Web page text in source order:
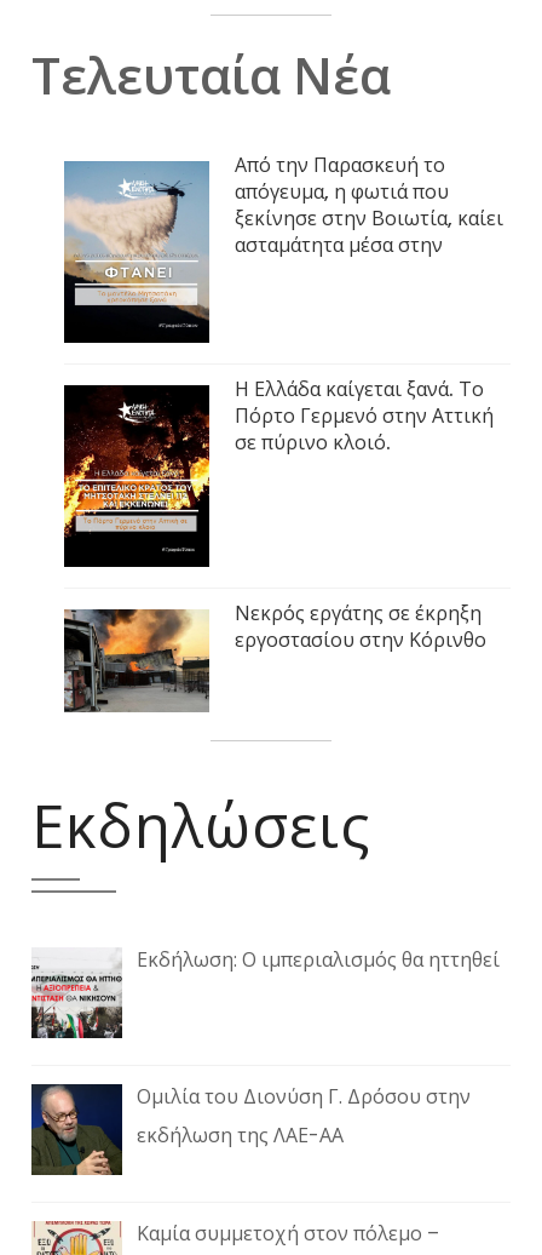
Τελευταία Νέα
Από την Παρασκευή το
απόγευμα, η φωτιά που
ξεκίνησε στην Βοιωτία, καίει
ασταμάτητα μέσα στην
Η Ελλάδα καίγεται ξανά. Το
Πόρτο Γερμενό στην Αττική
σε πύρινο κλοιό.
Νεκρός εργάτης σε έκρηξη
εργοστασίου στην Κόρινθο
Εκδηλώσεις
Εκδήλωση: Ο ιμπεριαλισμός θα ηττηθεί
Ομιλία του Διονύση Γ. Δρόσου στην
εκδήλωση της ΛΑΕ-ΑΑ
Καμία συμμετοχή στον πόλεμο –